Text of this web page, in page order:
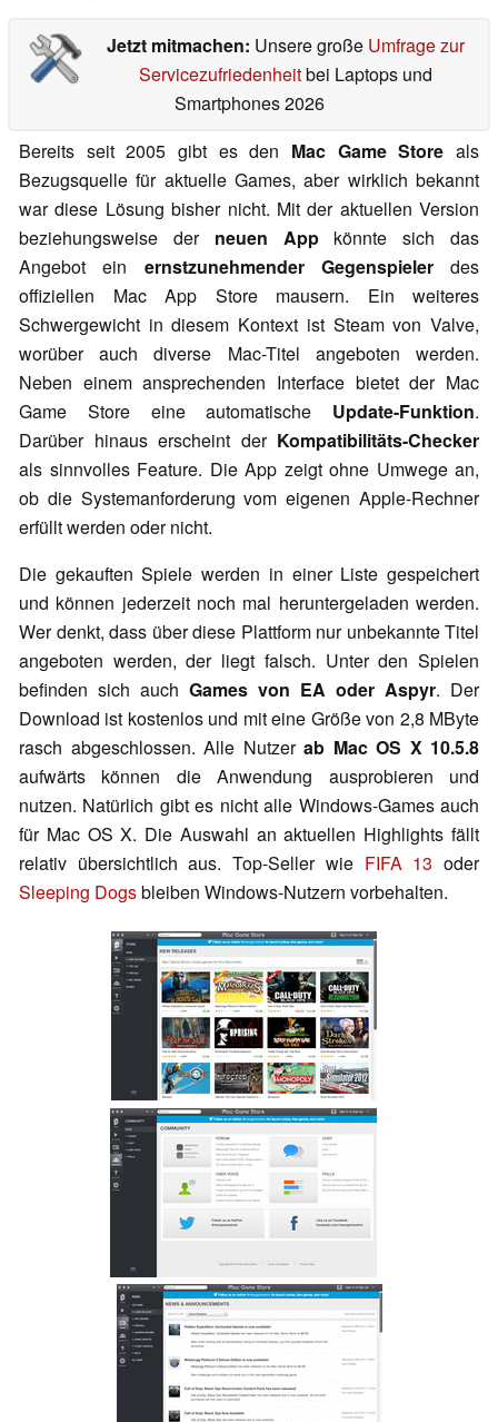
Jetzt mitmachen: Unsere große Umfrage zur
Servicezufriedenheitbei Laptops und
Smartphones 2026
Bereits seit 2005 gibt es den Mac Game Store als
Bezugsquelle für aktuelle Games, aber wirklich bekannt
war diese Lösung bisher nicht. Mit der aktuellen Version
beziehungsweise der neuen Appkönnte sich das
Angebot ein ernstzunehmender Gegenspielerdes
offiziellen Mac App Store mausern. Ein weiteres
Schwergewicht in diesem Kontext ist Steam von Valve,
worüber auch diverse Mac-Titel angeboten werden.
Neben einem ansprechenden Interface bietet der Mac
Game Store eine automatische Update-Funktion.
Darüber hinaus erscheint der Kompatibilitäts-Checker
als sinnvolles Feature. Die App zeigt ohne Umwege an,
ob die Systemanforderung vom eigenen Apple-Rechner
erfüllt werden oder nicht.
Die gekauften Spiele werden in einer Liste gespeichert
und können jederzeit noch mal heruntergeladen werden.
Wer denkt, dass über diese Plattform nur unbekannte Titel
angeboten werden, der liegt falsch. Unter den Spielen
befinden sich auch Games von EA oder Aspyr. Der
Download ist kostenlos und mit eine Größe von 2,8 MByte
rasch abgeschlossen. Alle Nutzer ab Mac OS X 10.5.8
aufwärts können die Anwendung ausprobieren und
nutzen. Natürlich gibt es nicht alle Windows-Games auch
für Mac OS X. Die Auswahl an aktuellen Highlights fällt
relativ übersichtlich aus. Top-Seller wie FIFA 13 oder
Sleeping Dogsbleiben Windows-Nutzern vorbehalten.